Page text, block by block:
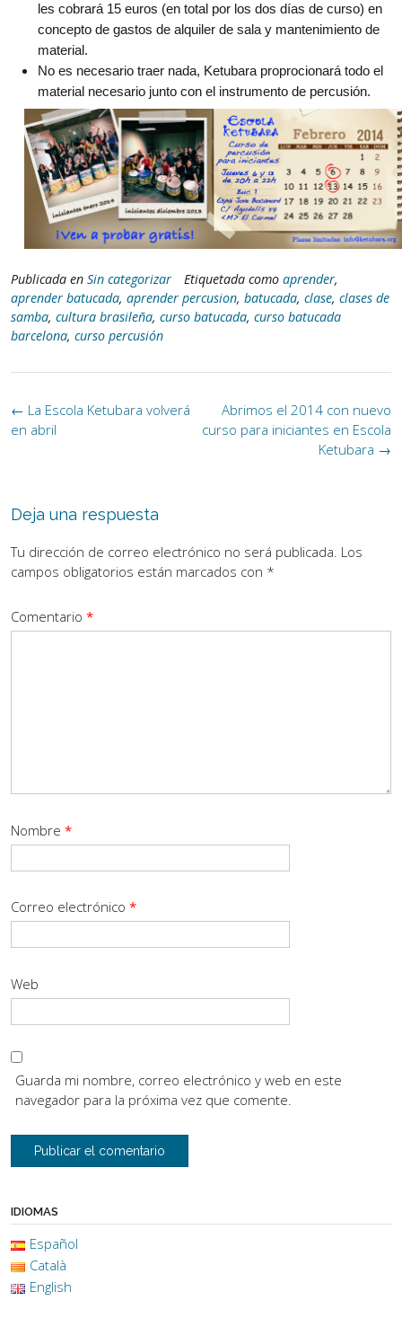
les cobrará 15 euros (en total por los dos días de curso) en
concepto de gastos de alquiler de sala y mantenimiento de
material.
No es necesario traer nada, Ketubara proprocionará todo el
material necesario junto con el instrumento de percusión.
Publicada en Sin categorizar Etiquetada como aprender,
aprender batucada, aprender percusion, batucada, clase, clases de
samba, cultura brasileña, curso batucada, curso batucada
barcelona, curso percusión
Navegación
de
Abrimos el 2014 con nuevo
curso para iniciantes en Escola
Ketubara →
← La Escola Ketubara volverá
en abril
Deja una respuesta
Tu dirección de correo electrónico no será publicada. Los
campos obligatorios están marcados con *
Comentario *
Nombre *
Correo electrónico *
Web
Guarda mi nombre, correo electrónico y web en este
navegador para la próxima vez que comente.
IDIOMAS
Español
Català
English